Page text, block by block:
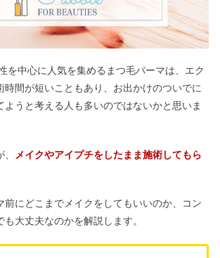
を中心に人気を集めるまつ毛パーマは、エク
時間が短いこともあり、お出かけのついでに
ようと考える人も多いのではないかと思いま
メイクやアイプチをしたまま施術してもら
前にどこまでメイクをしてもいいのか、コン
大丈夫なのかを解説します。